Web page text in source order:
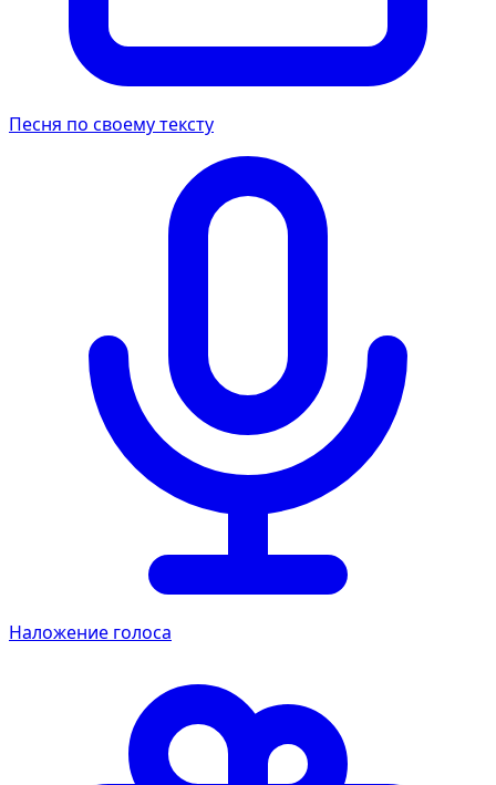
Песня по своему тексту
Наложение голоса